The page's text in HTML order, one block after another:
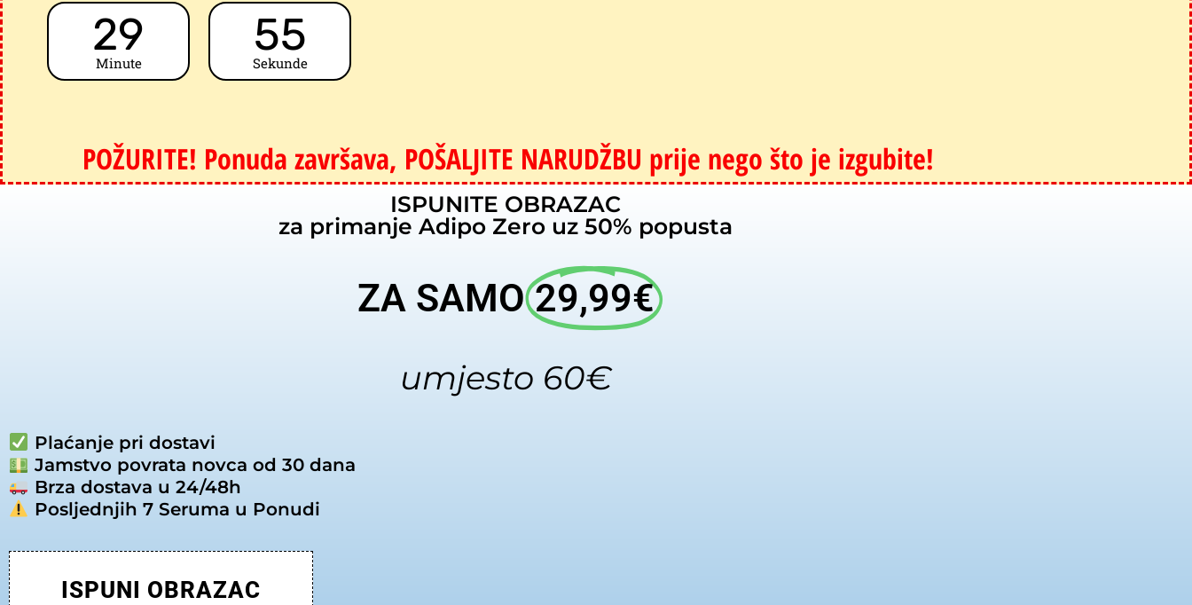
29
Minute
54
Sekunde
POŽURITE! Ponuda završava, POŠALJITE NARUDŽBU prije nego što je izgubite!
ISPUNITE OBRAZAC
za primanje Adipo Zero uz 50% popusta
ZA SAMO 29,99€
umjesto 60€
Plaćanje pri dostavi
Jamstvo povrata novca od 30 dana
Brza dostava u 24/48h
Posljednjih 7 Seruma u Ponudi
ISPUNI OBRAZAC